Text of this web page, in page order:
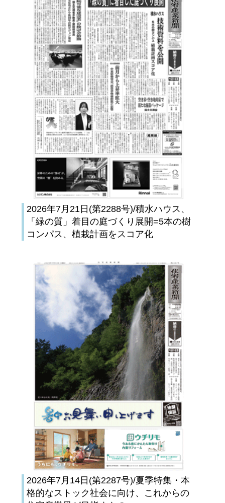
2026年7月21日(第2288号)/積水ハウス、
「緑の質」着目の庭づくり展開=5本の樹
コンパス、植栽計画をスコア化
2026年7月14日(第2287号)/夏季特集・本
格的なストック社会に向け、これからの